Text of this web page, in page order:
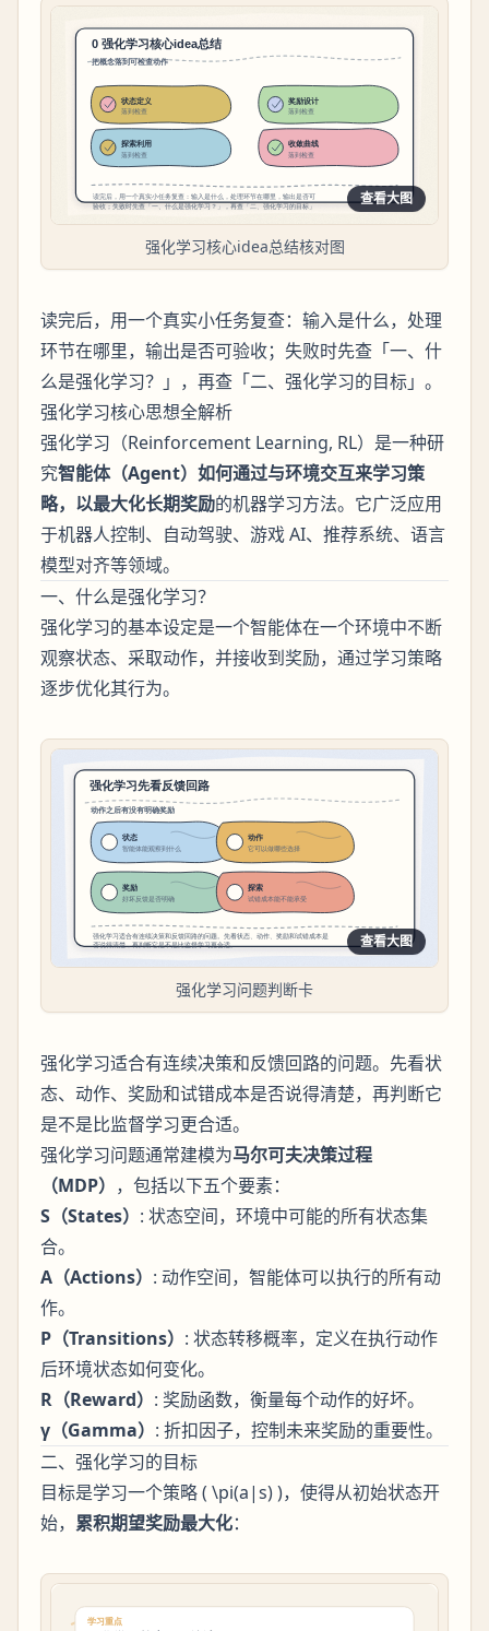
查看大图
强化学习核心idea总结核对图
读完后，用一个真实小任务复查：输入是什么，处理
环节在哪里，输出是否可验收；失败时先查「一、什
么是强化学习？」，再查「二、强化学习的目标」。
强化学习核心思想全解析
强化学习（Reinforcement Learning, RL）是一种研
究智能体（Agent）如何通过与环境交互来学习策
略，以最大化长期奖励的机器学习方法。它广泛应用
于机器人控制、自动驾驶、游戏 AI、推荐系统、语言
模型对齐等领域。
一、什么是强化学习？
强化学习的基本设定是一个智能体在一个环境中不断
观察状态、采取动作，并接收到奖励，通过学习策略
逐步优化其行为。
查看大图
强化学习问题判断卡
强化学习适合有连续决策和反馈回路的问题。先看状
态、动作、奖励和试错成本是否说得清楚，再判断它
是不是比监督学习更合适。
强化学习问题通常建模为马尔可夫决策过程
（MDP） ，包括以下五个要素：
S（States） : 状态空间，环境中可能的所有状态集
合。
A（Actions） : 动作空间，智能体可以执行的所有动
作。
P（Transitions） : 状态转移概率，定义在执行动作
后环境状态如何变化。
R（Reward） : 奖励函数，衡量每个动作的好坏。
γ（Gamma） : 折扣因子，控制未来奖励的重要性。
二、强化学习的目标
目标是学习一个策略 ( \pi(a|s) )，使得从初始状态开
始， 累积期望奖励最大化：